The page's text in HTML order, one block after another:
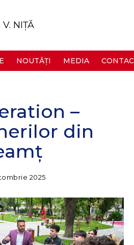
NIȚĂ
NOUTĂȚI MEDIA
–
din
2025